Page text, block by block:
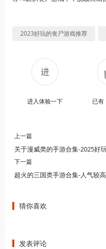
2023好玩的丧尸游戏推荐
进入体验一下 已有
上一篇
关于漫威类的手游合集-2025好
下一篇
超火的三国类手游合集-人气较
猜你喜欢
发表评论